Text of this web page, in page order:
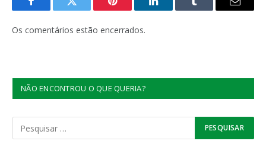
FacebookTwitter Pinterest LinkedInTumblr
E-
Os comentários estão encerrados.
NÃO ENCONTROU O QUE QUERIA?